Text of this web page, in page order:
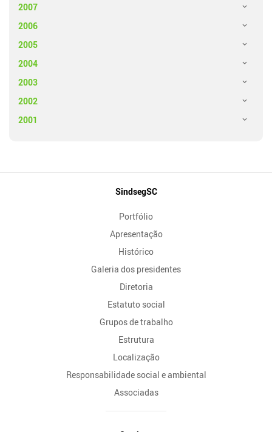
2007
2006
2005
2004
2003
2002
2001
SindsegSC
Portfólio
Apresentação
Histórico
Galeria dos presidentes
Diretoria
Estatuto social
Grupos de trabalho
Estrutura
Localização
Responsabilidade social e ambiental
Associadas